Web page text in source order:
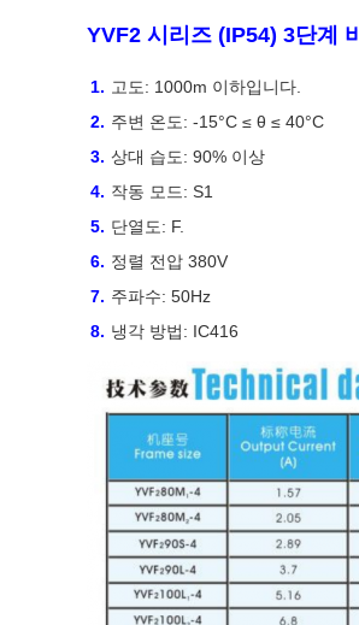
YVF2 시리즈 (IP54) 3단계
고도: 1000m 이하입니다.
주변 온도: -15°C ≤ θ ≤ 40°C
상대 습도: 90% 이상
작동 모드: S1
단열도: F.
정렬 전압 380V
주파수: 50Hz
냉각 방법: IC416